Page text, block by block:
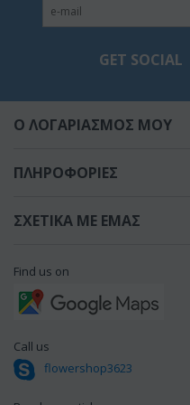
GET SOCIAL
O ΛΟΓΑΡΙΑΣΜΌΣ ΜΟΥ
ΠΛΗΡΟΦΟΡΊΕΣ
ΣΧΕΤΙΚΆ ΜΕ ΕΜΆΣ
Find us on
Call us
flowershop3623